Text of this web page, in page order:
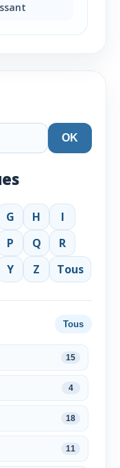
OK
G H
I
P Q
R
Y Z Tous
Tous
15
4
18
11